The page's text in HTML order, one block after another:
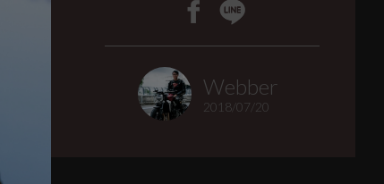
Webber
2018/07/20